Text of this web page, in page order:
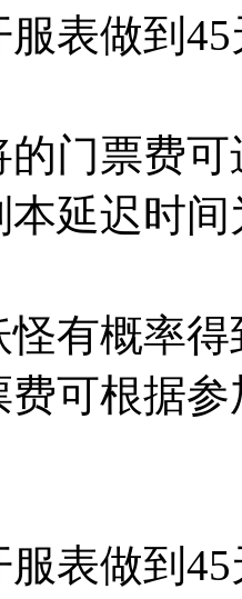
服表做到
门票费
延迟时
有概率
可根据
服表做到